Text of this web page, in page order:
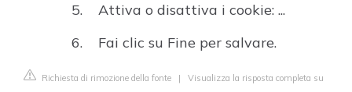
Attiva o disattiva i cookie: ...
Fai clic su Fine per salvare.
Richiesta di rimozione della fonte | Visualizza la risposta completa su